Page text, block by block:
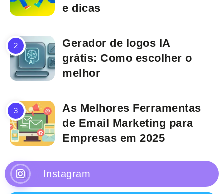
e dicas
Gerador de logos IA
grátis: Como escolher o
melhor
As Melhores Ferramentas
de Email Marketing para
Empresas em 2025
Instagram